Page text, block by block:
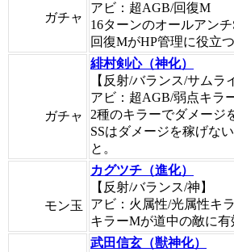
ガチャ
アビ：超AGB/回復M
16ターンのオールアンチ
回復MがHP管理に役立つ
ガチャ
緋村剣心（神化）
【反射/バランス/サムラ
アビ：超AGB/弱点キラ
2種のキラーでダメージ
SSはダメージを稼げな
と。
モン玉
カグツチ（進化）
【反射/バランス/神】
アビ：火属性/光属性キ
キラーMが道中の敵に有
武田信玄（獣神化）